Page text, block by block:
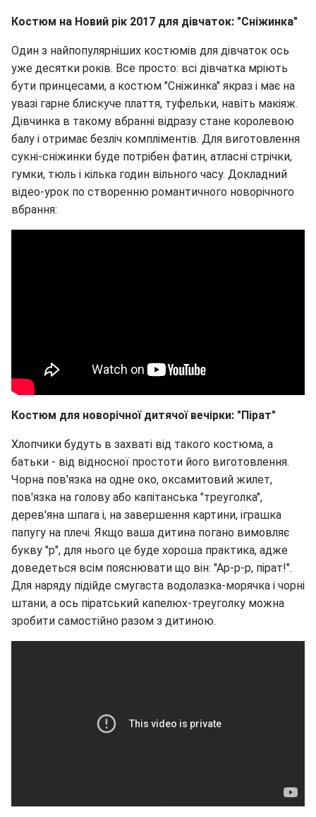
Костюм на Новий рік 2017 для дівчаток: "Сніжинка"
Один з найпопулярніших костюмів для дівчаток ось
уже десятки років. Все просто: всі дівчатка мріють
бути принцесами, а костюм "Сніжинка" якраз і має на
увазі гарне блискуче плаття, туфельки, навіть макіяж.
Дівчинка в такому вбранні відразу стане королевою
балу і отримає безліч компліментів. Для виготовлення
сукні-сніжинки буде потрібен фатин, атласні стрічки,
гумки, тюль і кілька годин вільного часу. Докладний
відео-урок по створенню романтичного новорічного
вбрання:
Костюм для новорічної дитячої вечірки: "Пірат"
Хлопчики будуть в захваті від такого костюма, а
батьки - від відносної простоти його виготовлення.
Чорна пов'язка на одне око, оксамитовий жилет,
пов'язка на голову або капітанська "треуголка",
дерев'яна шпага і, на завершення картини, іграшка
папугу на плечі. Якщо ваша дитина погано вимовляє
букву "р", для нього це буде хороша практика, адже
доведеться всім пояснювати що він: "Ар-р-р, пірат!".
Для наряду пiдiйде смугаста водолазка-морячка і чорнi
штани, а ось піратський капелюх-треуголку можна
зробити самостійно разом з дитиною.